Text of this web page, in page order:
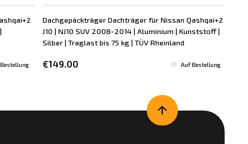
Dachgepäckträger Dachträger für Nissan Qashqai+2
J10 | NJ10 SUV 2008-2014 | Aluminium | Kunststoff |
Silber | Traglast bis 75 kg | TÜV Rheinland
€149.00 Auf Bestellung